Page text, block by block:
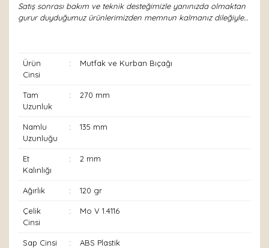
Satış sonrası bakım ve teknik desteğimizle yanınızda olmaktan
gurur duyduğumuz ürünlerimizden memnun kalmanız dileğiyle…
Ürün
Cinsi
: Mutfak ve Kurban Bıçağı
Tam
Uzunluk
: 270 mm
Namlu
Uzunluğu
: 135 mm
Et
Kalınlığı
: 2 mm
Ağırlık : 120 gr
Çelik
Cinsi
: Mo V 1.4116
Sap Cinsi : ABS Plastik